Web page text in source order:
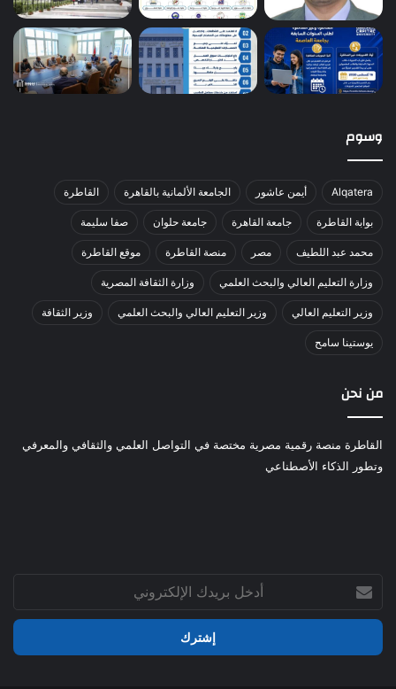
وسوم
Alqatera أيمن عاشور الجامعة الألمانية بالقاهرة القاطرة
بوابة القاطرة جامعة القاهرة جامعة حلوان صفا سليمة
محمد عبد اللطيف مصر منصة القاطرة موقع القاطرة
وزارة التعليم العالي والبحث العلمي وزارة الثقافة المصرية
وزير التعليم العالي وزير التعليم العالي والبحث العلمي وزير الثقافة
يوستينا سامح
من نحن
القاطرة منصة رقمية مصرية مختصة في التواصل العلمي والثقافي والمعرفي
وتطور الذكاء الأصطناعي
بريدك
الإلكتروني